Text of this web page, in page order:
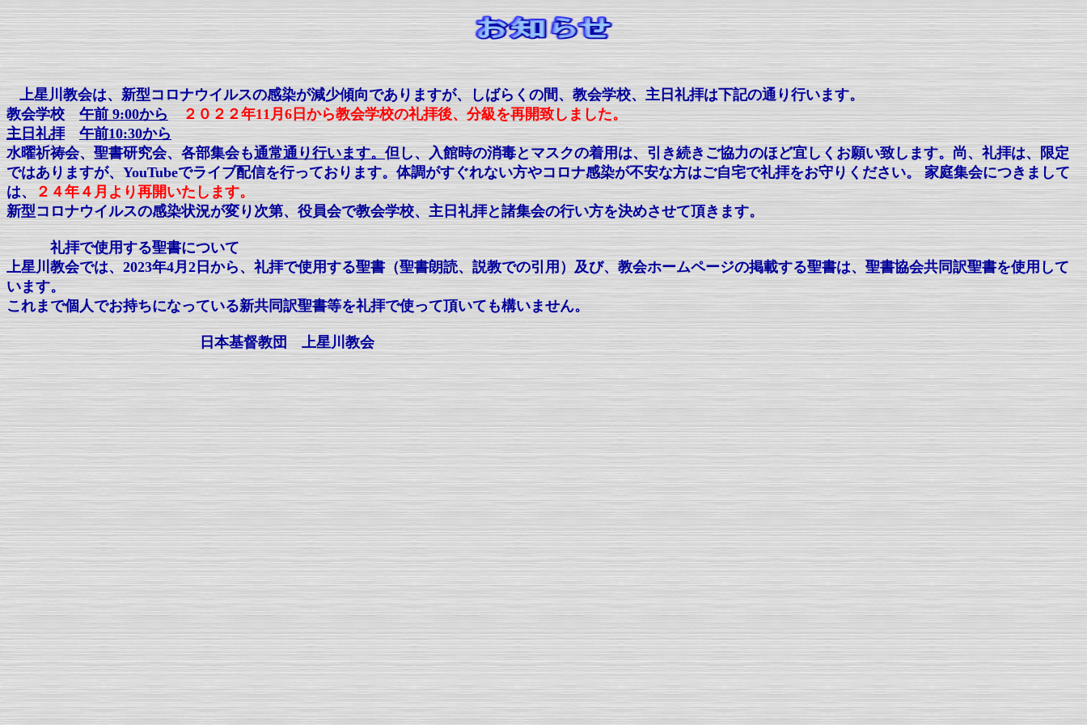
上星川教会は、新型コロナウイルスの感染が減少傾向でありますが、しばらくの間、教会学校、主日礼拝は下記の通り行います。
教会学校
午前 9:00から
２０２２年11月6日から教会学校の礼拝後、分級を再開致しました。
主日礼拝
午前10:30から
水曜祈祷会、聖書研究会、各部集会も通常通り行います。但し、入館時の消毒とマスクの着用は、引き続きご協力のほど宜しくお願い致します。尚、礼拝は、限定
ではありますが、YouTubeでライブ配信を行っております。体調がすぐれない方やコロナ感染が不安な方はご自宅で礼拝をお守りください。 家庭集会につきまして
は、 ２４年４月より再開いたします。
新型コロナウイルスの感染状況が変り次第、役員会で教会学校、主日礼拝と諸集会の行い方を決めさせて頂きます。
礼拝で使用する聖書について
上星川教会では、2023年4月2日から、礼拝で使用する聖書（聖書朗読、説教での引用）及び、教会ホームページの掲載する聖書は、聖書協会共同訳聖書を使用して
います。
これまで個人でお持ちになっている新共同訳聖書等を礼拝で使って頂いても構いません。
日本基督教団 上星川教会